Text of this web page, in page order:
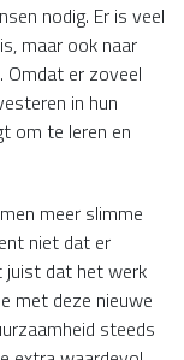
nodig. Er is veel
maar ook naar
Omdat er zoveel
in hun
om te leren en
meer slimme
niet dat er
juist dat het werk
met deze nieuwe
steeds